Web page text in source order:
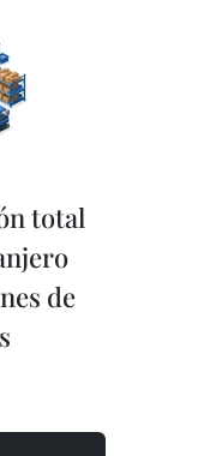
total
de